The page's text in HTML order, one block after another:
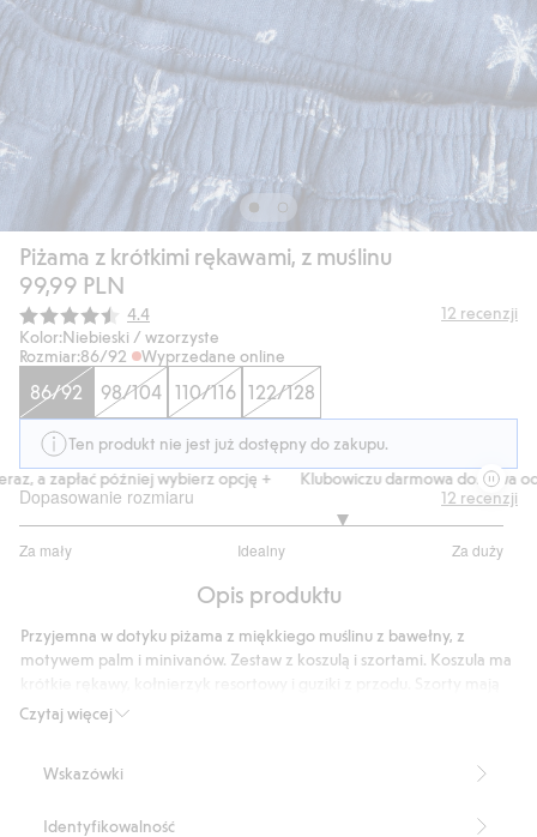
Piżama z krótkimi rękawami, z muślinu
99,99 PLN
Średnia ocena:
4.4 12 recenzji
Kolor:Niebieski / wzorzyste
Rozmiar:86/92 Wyprzedane online
86/92 98/104 110/116 122/128
Ten produkt nie jest już dostępny do zakupu.
a zapłać później wybierz opcję +
Klubowiczu darmowa dostawa od
Dopasowanie rozmiaru
Za mały Idealny Za duży
na
9
głosów
12 recenzji
Opis produktu
Czytaj więcej
Przyjemna w dotyku piżama z miękkiego muślinu z bawełny, z
motywem palm i minivanów. Zestaw z koszulą i szortami. Koszula ma
wszyty ściągacz w pasie i ukośne kieszenie po bokach.
Wskazówki
Identyfikowalność